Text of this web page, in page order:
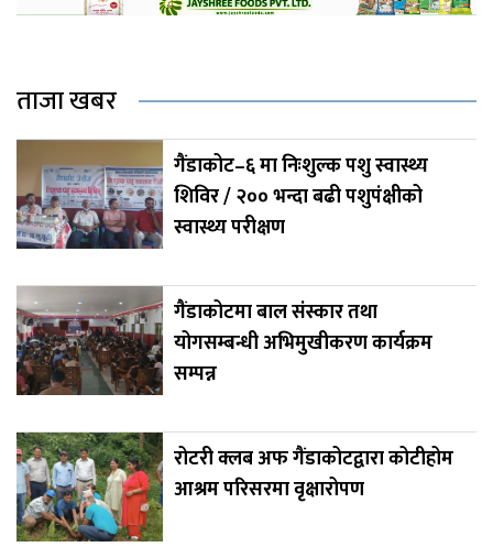
ताजा खबर
गैंडाकोट–६ मा निःशुल्क पशु स्वास्थ्य
शिविर / २०० भन्दा बढी पशुपंक्षीको
स्वास्थ्य परीक्षण
गैंडाकोटमा बाल संस्कार तथा
योगसम्बन्धी अभिमुखीकरण कार्यक्रम
सम्पन्न
रोटरी क्लब अफ गैंडाकोटद्वारा कोटीहोम
आश्रम परिसरमा वृक्षारोपण